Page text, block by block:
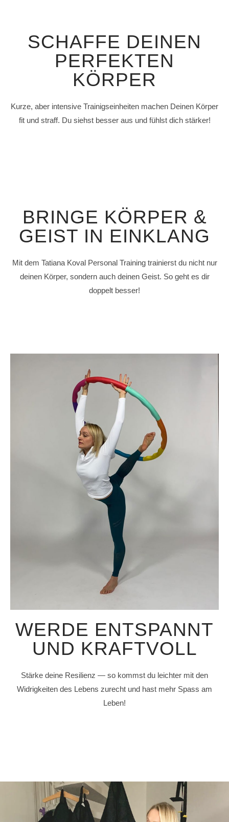
SCHAFFE DEINEN
PERFEKTEN
KÖRPER
Kurze, aber intensive Trainigseinheiten machen Deinen Körper
fit und straff. Du siehst besser aus und fühlst dich stärker!
BRINGE KÖRPER &
GEIST IN EINKLANG
Mit dem Tatiana Koval Personal Training trainierst du nicht nur
deinen Körper, sondern auch deinen Geist. So geht es dir
doppelt besser!
WERDE ENTSPANNT
UND KRAFTVOLL
Stärke deine Resilienz — so kommst du leichter mit den
Widrigkeiten des Lebens zurecht und hast mehr Spass am
Leben!